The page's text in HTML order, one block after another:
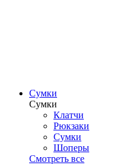
Сумки
Сумки
Клатчи
Рюкзаки
Сумки
Шоперы
Смотреть все